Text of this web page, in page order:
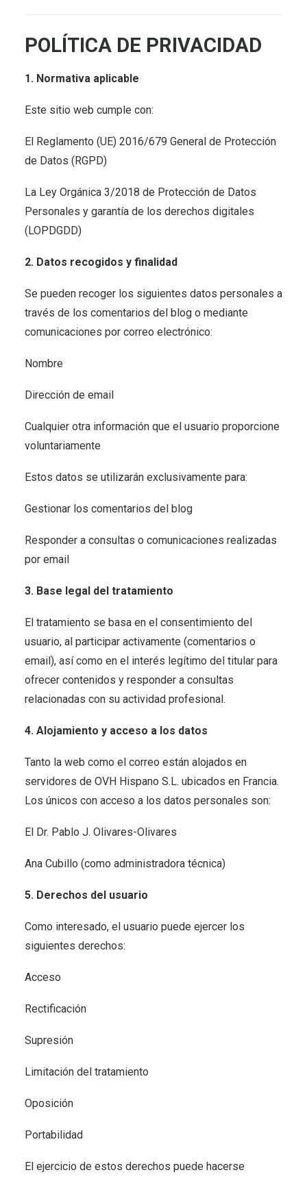
POLÍTICA DE PRIVACIDAD
1. Normativa aplicable
Este sitio web cumple con:
El Reglamento (UE) 2016/679 General de Protección
de Datos (RGPD)
La Ley Orgánica 3/2018 de Protección de Datos
Personales y garantía de los derechos digitales
(LOPDGDD)
2. Datos recogidos y finalidad
Se pueden recoger los siguientes datos personales a
través de los comentarios del blog o mediante
comunicaciones por correo electrónico:
Nombre
Dirección de email
Cualquier otra información que el usuario proporcione
voluntariamente
Estos datos se utilizarán exclusivamente para:
Gestionar los comentarios del blog
Responder a consultas o comunicaciones realizadas
por email
3. Base legal del tratamiento
El tratamiento se basa en el consentimiento del
usuario, al participar activamente (comentarios o
email), así como en el interés legítimo del titular para
ofrecer contenidos y responder a consultas
relacionadas con su actividad profesional.
4. Alojamiento y acceso a los datos
Tanto la web como el correo están alojados en
servidores de OVH Hispano S.L. ubicados en Francia.
Los únicos con acceso a los datos personales son:
El Dr. Pablo J. Olivares-Olivares
Ana Cubillo (como administradora técnica)
5. Derechos del usuario
Como interesado, el usuario puede ejercer los
siguientes derechos:
Acceso
Rectificación
Supresión
Limitación del tratamiento
Oposición
Portabilidad
El ejercicio de estos derechos puede hacerse